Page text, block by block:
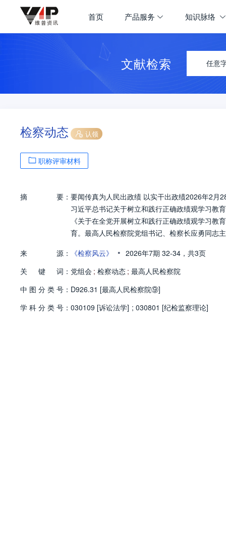
首页 产品服务 知识脉络
文献检索 任意
检察动态 认领
职称评审材料
摘 要： 要闻传真为人民出政绩 以实干出政绩2026年2月
习近平总书记关于树立和践行正确政绩观学习教
《关于在全党开展树立和践行正确政绩观学习
育。最高人民检察院党组书记、检察长应勇同志
来
源： 《检察风云》 • 2026年7期 32-34， 共3页
关
键 词： 党组会 ; 检察动态 ; 最高人民检察院
中 图 分 类 号： D926.31 [最高人民检察院⑨]
学 科 分 类 号： 030109 [诉讼法学] ; 030801 [纪检监察理论]